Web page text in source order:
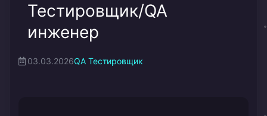
Тестировщик/QA
инженер
03.03.2026QA Тестировщик